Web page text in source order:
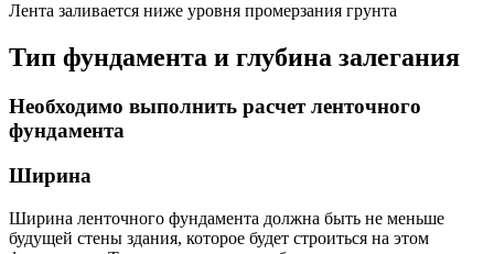
Лента заливается ниже уровня промерзания грунта
Тип фундамента и глубина залегания
Необходимо выполнить расчет ленточного
фундамента
Ширина
Ширина ленточного фундамента должна быть не меньше
будущей стены здания, которое будет строиться на этом